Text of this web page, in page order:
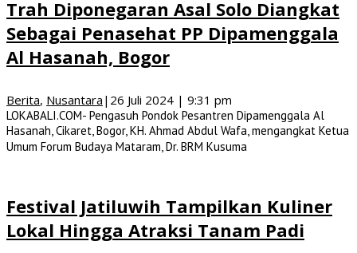
Trah Diponegaran Asal Solo Diangkat
Sebagai Penasehat PP Dipamenggala
Al Hasanah, Bogor
Berita, Nusantara | 26 Juli 2024 | 9:31 pm
LOKABALI.COM- Pengasuh Pondok Pesantren Dipamenggala Al
Hasanah, Cikaret, Bogor, KH. Ahmad Abdul Wafa, mengangkat Ketua
Umum Forum Budaya Mataram, Dr. BRM Kusuma
Festival Jatiluwih Tampilkan Kuliner
Lokal Hingga Atraksi Tanam Padi